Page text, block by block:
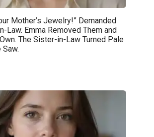
Mother’s Jewelry!” Demanded
Law. Emma Removed Them and
The Sister-in-Law Turned Pale
Saw.